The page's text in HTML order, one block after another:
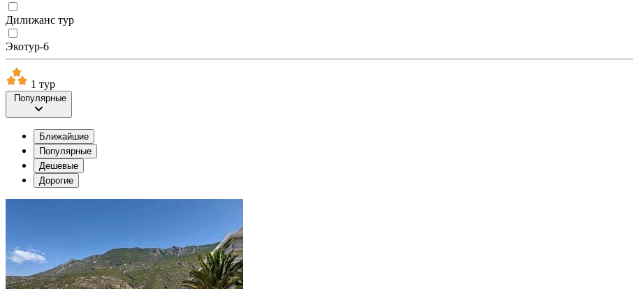
Дилижанс тур
Экотур-6
1 тур
Популярные
Ближайшие
Популярные
Дешевые
Дорогие